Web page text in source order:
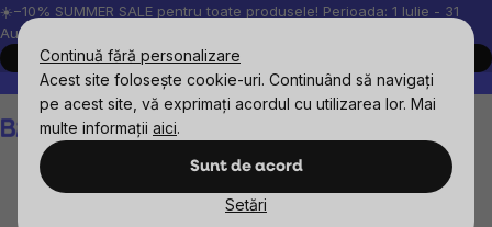
Continuă fără personalizare
Acest site folosește cookie-uri. Continuând să navigați
pe acest site, vă exprimați acordul cu utilizarea lor. Mai
multe informații aici.
Sunt de acord
Setări
Treci
la
conținut
☀️−10% SUMMER SALE pentru toate produsele! Perioada: 1 Iulie - 31
August, 2026.
Cumpără acum
Peste 200.000 de recenzii verificate
Produsele noastre sunt
Coş
de